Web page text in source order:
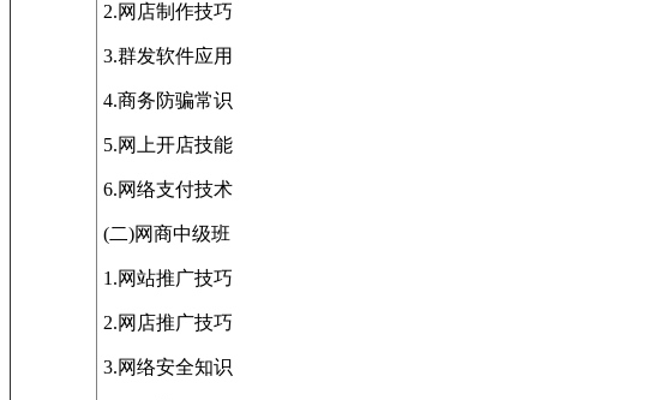
2.网店制作技巧
3.群发软件应用
4.商务防骗常识
5.网上开店技能
6.网络支付技术
(二)网商中级班
1.网站推广技巧
2.网店推广技巧
3.网络安全知识